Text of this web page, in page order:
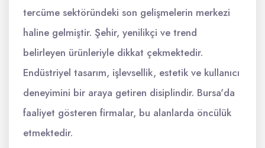
tercüme sektöründeki son gelişmelerin merkezi
haline gelmiştir. Şehir, yenilikçi ve trend
belirleyen ürünleriyle dikkat çekmektedir.
Endüstriyel tasarım, işlevsellik, estetik ve kullanıcı
deneyimini bir araya getiren disiplindir. Bursa'da
faaliyet gösteren firmalar, bu alanlarda öncülük
etmektedir.